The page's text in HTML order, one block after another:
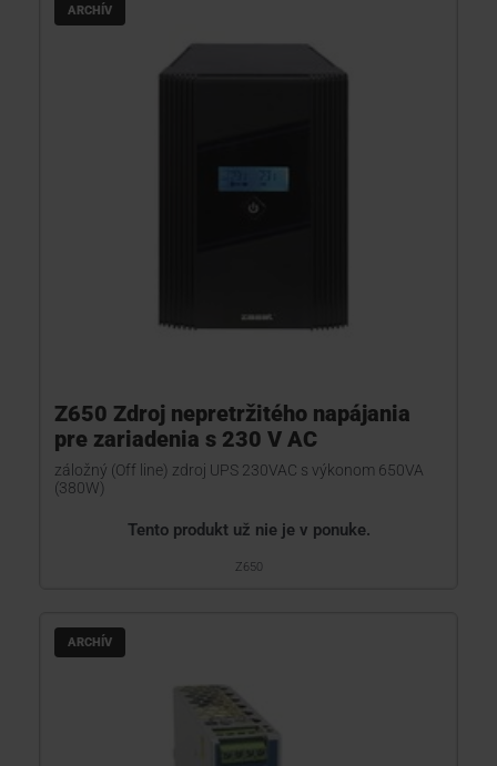
ARCHÍV
Z650 Zdroj nepretržitého napájania
pre zariadenia s 230 V AC
záložný (Off line) zdroj UPS 230VAC s výkonom 650VA
(380W)
Tento produkt už nie je v ponuke.
Z650
ARCHÍV